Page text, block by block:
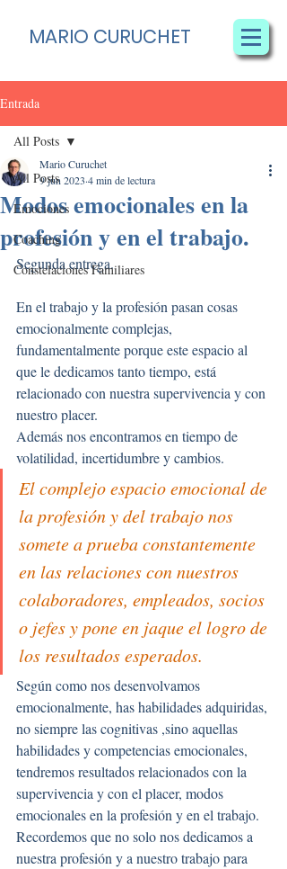
MARIO CURUCHET
Entrada
All Posts
Emociones
Coaching
Constelaciones Familiares
All Posts
Modos emocionales en la
profesión y en el trabajo.
Mario Curuchet
9 jun 2023 4 min de lectura
Segunda entrega.
En el trabajo y la profesión pasan cosas
emocionalmente complejas,
fundamentalmente porque este espacio al
que le dedicamos tanto tiempo, está
relacionado con nuestra supervivencia y con
nuestro placer.
Además nos encontramos en tiempo de
volatilidad, incertidumbre y cambios.
El complejo espacio emocional de
la profesión y del trabajo nos
somete a prueba constantemente
en las relaciones con nuestros
colaboradores, empleados, socios
o jefes y pone en jaque el logro de
los resultados esperados.
Según como nos desenvolvamos
emocionalmente, has habilidades adquiridas,
no siempre las cognitivas ,sino aquellas
habilidades y competencias emocionales,
tendremos resultados relacionados con la
supervivencia y con el placer, modos
emocionales en la profesión y en el trabajo.
Recordemos que no solo nos dedicamos a
nuestra profesión y a nuestro trabajo para